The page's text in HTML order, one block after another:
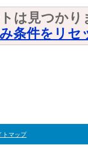
は見つかり
条件をリセ
トマップ